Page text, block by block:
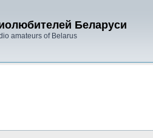
Беларуси
amateurs of Belarus